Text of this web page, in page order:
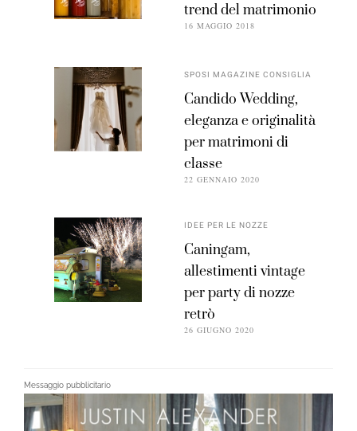
trend del matrimonio
16 MAGGIO 2018
SPOSI MAGAZINE CONSIGLIA
Candido Wedding,
eleganza e originalità
per matrimoni di
classe
22 GENNAIO 2020
IDEE PER LE NOZZE
Caningam,
allestimenti vintage
per party di nozze
retrò
26 GIUGNO 2020
Messaggio pubblicitario